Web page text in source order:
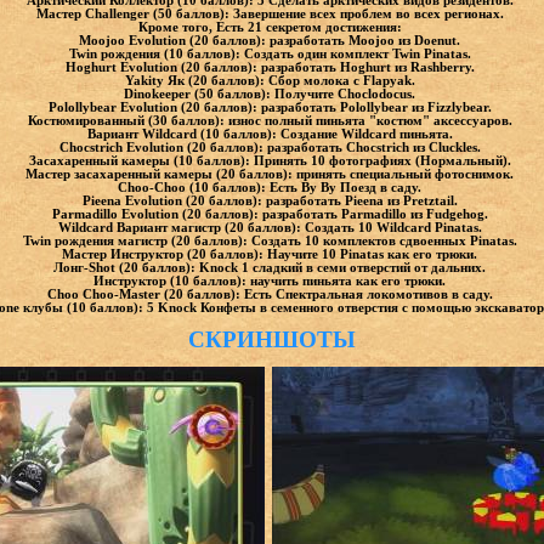
Мастер Challenger (50 баллов): Завершение всех проблем во всех регионах.
Кроме того, Есть 21 секретом достижения:
Moojoo Evolution (20 баллов): разработать Moojoo из Doenut.
Twin рождения (10 баллов): Создать один комплект Twin Pinatas.
Hoghurt Evolution (20 баллов): разработать Hoghurt из Rashberry.
Yakity Як (20 баллов): Сбор молока с Flapyak.
Dinokeeper (50 баллов): Получите Choclodocus.
Polollybear Evolution (20 баллов): разработать Polollybear из Fizzlybear.
Костюмированный (30 баллов): износ полный пиньята "костюм" аксессуаров.
Вариант Wildcard (10 баллов): Создание Wildcard пиньята.
Chocstrich Evolution (20 баллов): разработать Chocstrich из Cluckles.
Засахаренный камеры (10 баллов): Принять 10 фотографиях (Нормальный).
Мастер засахаренный камеры (20 баллов): принять специальный фотоснимок.
Choo-Choo (10 баллов): Есть Ву Ву Поезд в саду.
Pieena Evolution (20 баллов): разработать Pieena из Pretztail.
Parmadillo Evolution (20 баллов): разработать Parmadillo из Fudgehog.
Wildcard Вариант магистр (20 баллов): Создать 10 Wildcard Pinatas.
Twin рождения магистр (20 баллов): Создать 10 комплектов сдвоенных Pinatas.
Мастер Инструктор (20 баллов): Научите 10 Pinatas как его трюки.
Лонг-Shot (20 баллов): Knock 1 сладкий в семи отверстий от дальних.
Инструктор (10 баллов): научить пиньята как его трюки.
Choo Choo-Master (20 баллов): Есть Спектральная локомотивов в саду.
клубы (10 баллов): 5 Knock Конфеты в семенного отверстия с помощью
СКРИНШОТЫ